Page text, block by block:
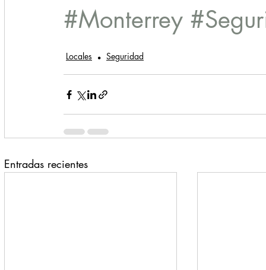
#Monterrey
Locales Seguridad
Entradas recientes